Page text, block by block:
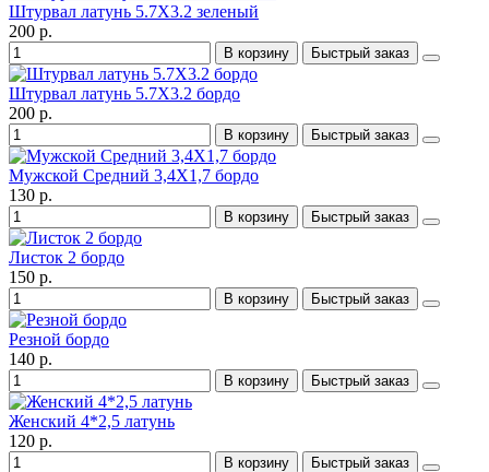
Штурвал латунь 5.7X3.2 зеленый
200 р.
В корзину Быстрый заказ
Штурвал латунь 5.7X3.2 бордо
200 р.
В корзину Быстрый заказ
Мужской Средний 3,4X1,7 бордо
130 р.
В корзину Быстрый заказ
Листок 2 бордо
150 р.
В корзину Быстрый заказ
Резной бордо
140 р.
В корзину Быстрый заказ
Женский 4*2,5 латунь
120 р.
В корзину Быстрый заказ